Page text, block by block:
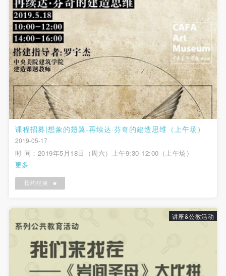
课程招募|想象的翅翼-再续达·芬奇的建造思维（上午场）
2019-05-17
时 间：2019年5月18日（周六）上午9:30-12:00（上午场）
更多
预约结束
讲座&公教活动